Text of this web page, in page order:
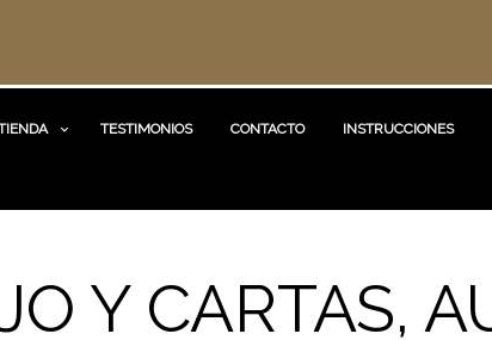
TESTIMONIOS CONTACTO INSTRUCCIONES
Y CARTAS,